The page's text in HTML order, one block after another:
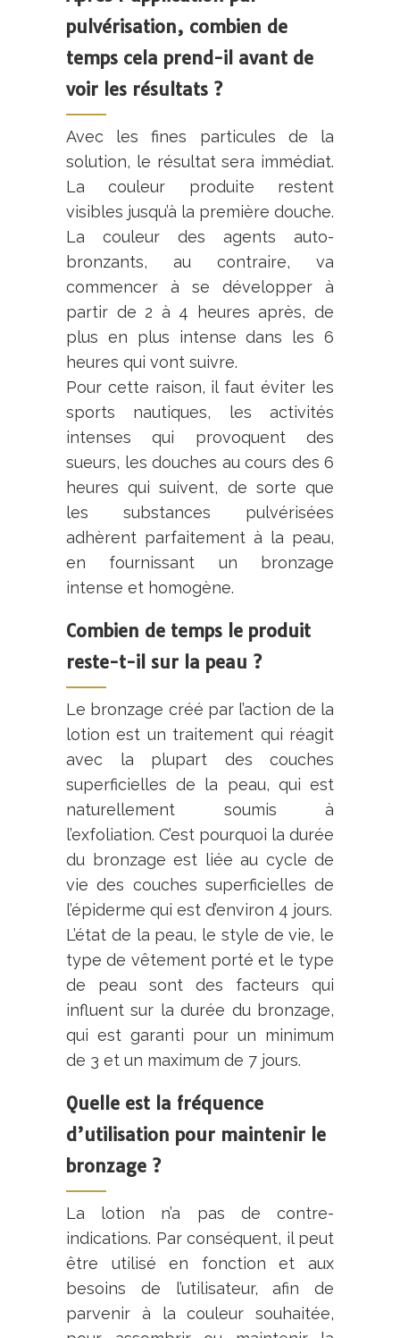
pulvérisation, combien de
temps cela prend-il avant de
voir les résultats ?
Avec les fines particules de la
solution, le résultat sera immédiat.
La couleur produite restent
visibles jusqu’à la première douche.
La couleur des agents auto-
bronzants, au contraire, va
commencer à se développer à
partir de 2 à 4 heures après, de
plus en plus intense dans les 6
heures qui vont suivre.
Pour cette raison, il faut éviter les
sports nautiques, les activités
intenses qui provoquent des
sueurs, les douches au cours des 6
heures qui suivent, de sorte que
les substances pulvérisées
adhèrent parfaitement à la peau,
en fournissant un bronzage
intense et homogène.
Combien de temps le produit
reste-t-il sur la peau ?
Le bronzage créé par l’action de la
lotion est un traitement qui réagit
avec la plupart des couches
superficielles de la peau, qui est
naturellement soumis à
l’exfoliation. C’est pourquoi la durée
du bronzage est liée au cycle de
vie des couches superficielles de
l’épiderme qui est d’environ 4 jours.
L’état de la peau, le style de vie, le
type de vêtement porté et le type
de peau sont des facteurs qui
influent sur la durée du bronzage,
qui est garanti pour un minimum
de 3 et un maximum de 7 jours.
Quelle est la fréquence
d’utilisation pour maintenir le
bronzage ?
La lotion n’a pas de contre-
indications. Par conséquent, il peut
être utilisé en fonction et aux
besoins de l’utilisateur, afin de
parvenir à la couleur souhaitée,